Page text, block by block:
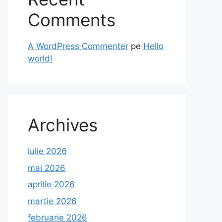
Comments
A WordPress Commenter pe Hello
world!
Archives
iulie 2026
mai 2026
aprilie 2026
martie 2026
februarie 2026